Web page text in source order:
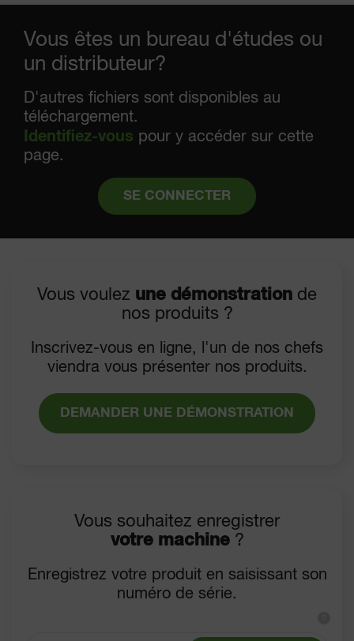
Vous êtes un bureau d'études ou
un distributeur?
D'autres fichiers sont disponibles au
téléchargement.
Identifiez-vous pour y accéder sur cette
page.
SE CONNECTER
Vous voulez une démonstration de
nos produits ?
Inscrivez-vous en ligne, l'un de nos chefs
viendra vous présenter nos produits.
DEMANDER UNE DÉMONSTRATION
Vous souhaitez enregistrer
votre machine ?
Enregistrez votre produit en saisissant son
numéro de série.